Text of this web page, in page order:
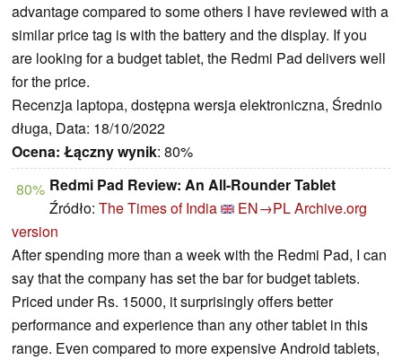
advantage compared to some others I have reviewed with a
similar price tag is with the battery and the display. If you
are looking for a budget tablet, the Redmi Pad delivers well
for the price.
Recenzja laptopa, dostępna wersja elektroniczna, Średnio
długa, Data: 18/10/2022
Ocena: Łączny wynik: 80%
80% Redmi Pad Review: An All-Rounder Tablet
Źródło: The Times of India EN→PLArchive.org
version
After spending more than a week with the Redmi Pad, I can
say that the company has set the bar for budget tablets.
Priced under Rs. 15000, it surprisingly offers better
performance and experience than any other tablet in this
range. Even compared to more expensive Android tablets,